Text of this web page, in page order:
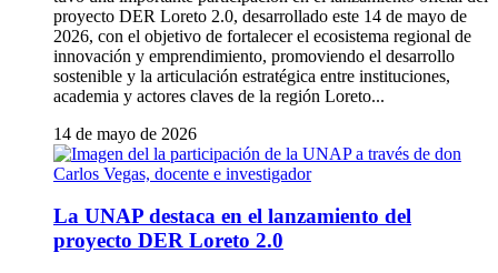
proyecto DER Loreto 2.0, desarrollado este 14 de mayo de
2026, con el objetivo de fortalecer el ecosistema regional de
innovación y emprendimiento, promoviendo el desarrollo
sostenible y la articulación estratégica entre instituciones,
academia y actores claves de la región Loreto...
14 de mayo de 2026
La UNAP destaca en el lanzamiento del
proyecto DER Loreto 2.0